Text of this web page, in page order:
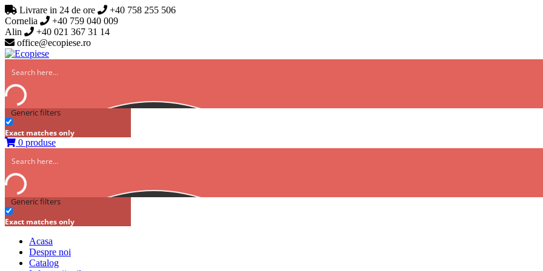
Livrare in 24 de ore
+40 758 255 506
Cornelia
+40 759 040 009
Alin
+40 021 367 31 14
office@ecopiese.ro
Generic filters
Exact matches only
0 produse
Generic filters
Exact matches only
Acasa
Despre noi
Catalog